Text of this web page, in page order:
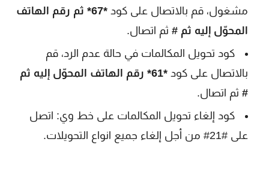
مشغول، قم بالاتصال على كود
*67* ثم رقم الهاتف
المحوّل إليه ثم # ثم اتصال.
كود تحويل المكالمات في حالة عدم الرد، قم
بالاتصال على كود
*61* رقم الهاتف المحوّل إليه ثم
# ثم اتصال.
كود إلغاء تحويل المكالمات على خط وي: اتصل
على #21# من أجل إلغاء جميع انواع التحويلات.